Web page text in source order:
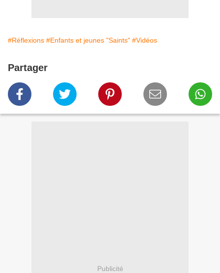
#Réflexions #Enfants et jeunes "Saints" #Vidéos
Partager
Publicité